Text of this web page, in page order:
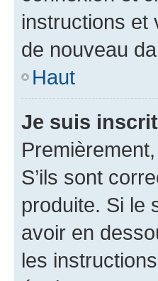
instructions et
de nouveau
Haut
Je suis
S’ils sont
produite. Si le
avoir en
les